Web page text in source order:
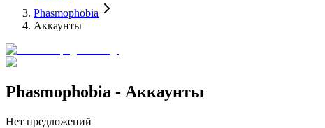
Phasmophobia
Аккаунты
Phasmophobia - Аккаунты
Нет предложений